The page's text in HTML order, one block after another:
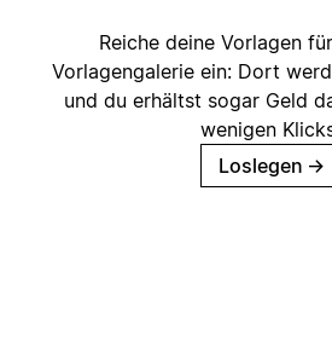
Reiche deine Vorlagen
Vorlagengalerie ein: Dort
und du erhältst sogar Geld
wenigen
Loslegen →